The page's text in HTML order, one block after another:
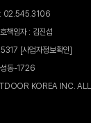
: 02.545.3106
책임자 : 김진섭
[사업자정보확인]
동-1726
KOREA INC. ALL